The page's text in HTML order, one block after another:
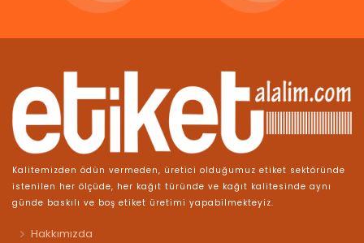
Kalitemizden ödün vermeden, üretici olduğumuz etiket sektöründe
istenilen her ölçüde, her kağıt türünde ve kağıt kalitesinde aynı
günde baskılı ve boş etiket üretimi yapabilmekteyiz.
Hakkımızda